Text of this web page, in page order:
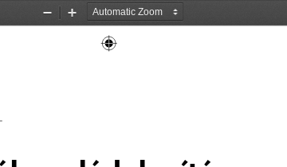
Zoom
Zoom